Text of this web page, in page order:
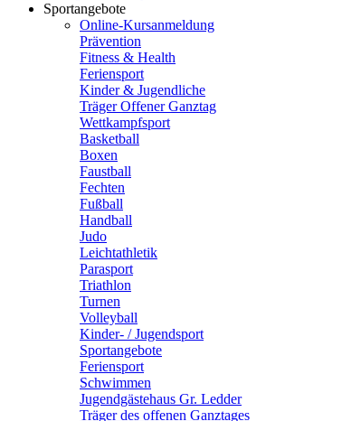
Sportangebote
Online-Kursanmeldung
Prävention
Fitness & Health
Feriensport
Kinder & Jugendliche
Träger Offener Ganztag
Wettkampfsport
Basketball
Boxen
Faustball
Fechten
Fußball
Handball
Judo
Leichtathletik
Parasport
Triathlon
Turnen
Volleyball
Kinder- / Jugendsport
Sportangebote
Feriensport
Schwimmen
Jugendgästehaus Gr. Ledder
Träger des offenen Ganztages